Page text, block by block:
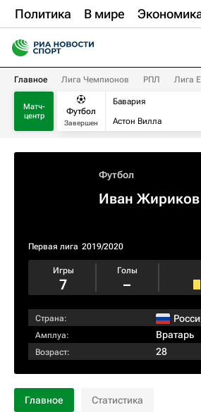
Политика В мире
Главное Лига Чемпионов РПЛ Лига
Матч-
центр
Футбол
Завершен
Бавария
Астон Вилла
Футбол
Иван Жириков
Первая лига 2019/2020
Игры
7
Голы
–
Страна:
Амплуа: Вратарь
Возраст: 28
Главное Статистика